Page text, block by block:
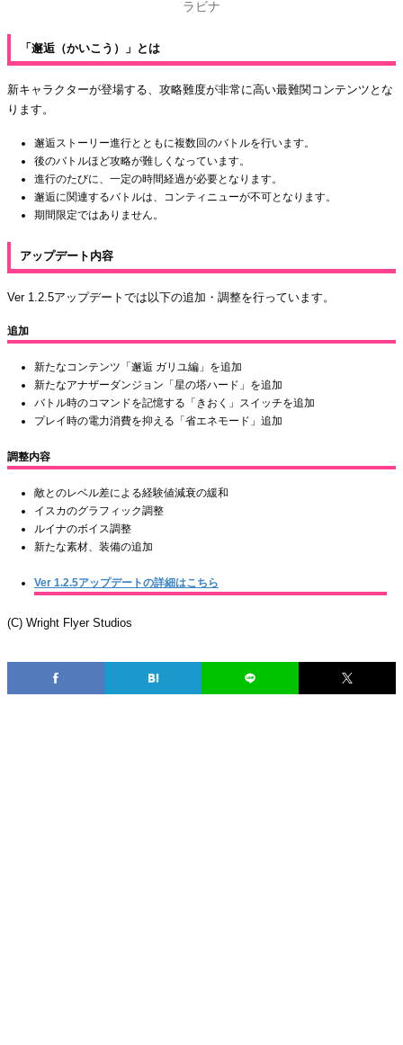
ラビナ
「邂逅（かいこう）」とは
新キャラクターが登場する、攻略難度が非常に高い最難関コンテンツとな
ります。
邂逅ストーリー進行とともに複数回のバトルを行います。
後のバトルほど攻略が難しくなっています。
進行のたびに、一定の時間経過が必要となります。
邂逅に関連するバトルは、コンティニューが不可となります。
期間限定ではありません。
アップデート内容
Ver 1.2.5アップデートでは以下の追加・調整を行っています。
追加
新たなコンテンツ「邂逅 ガリユ編」を追加
新たなアナザーダンジョン「星の塔ハード」を追加
バトル時のコマンドを記憶する「きおく」スイッチを追加
プレイ時の電力消費を抑える「省エネモード」追加
調整内容
敵とのレベル差による経験値減衰の緩和
イスカのグラフィック調整
ルイナのボイス調整
新たな素材、装備の追加
Ver 1.2.5アップデートの詳細はこちら
(C) Wright Flyer Studios